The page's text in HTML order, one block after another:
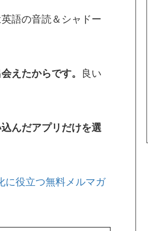
語の音読＆シャドー
えたからです。
良い
んだアプリだけを選
に役立つ無料メルマガ